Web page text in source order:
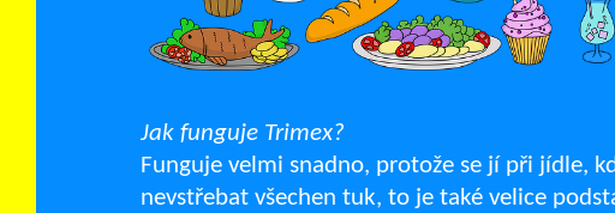
Jak funguje Trimex?
Funguje velmi snadno, protože se jí při jídle,
nevstřebat všechen tuk, to je také velice